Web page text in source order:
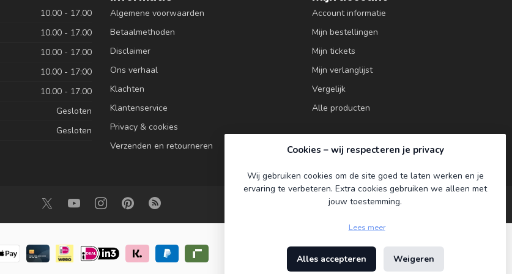
10.00 - 17.00
10.00 - 17.00
10.00 - 17.00
10.00 - 17:00
10.00 - 17.00
Gesloten
Gesloten
Algemene voorwaarden
Betaalmethoden
Disclaimer
Ons verhaal
Klachten
Klantenservice
Privacy & cookies
Verzenden en retourneren
Account informatie
Mijn bestellingen
Mijn tickets
Mijn verlanglijst
Vergelijk
Alle producten
Cookies – wij respecteren je privacy
Wij gebruiken cookies om de site goed te laten werken en je
ervaring te verbeteren. Extra cookies gebruiken we alleen met
jouw toestemming.
Lees meer
Alles accepteren Weigeren